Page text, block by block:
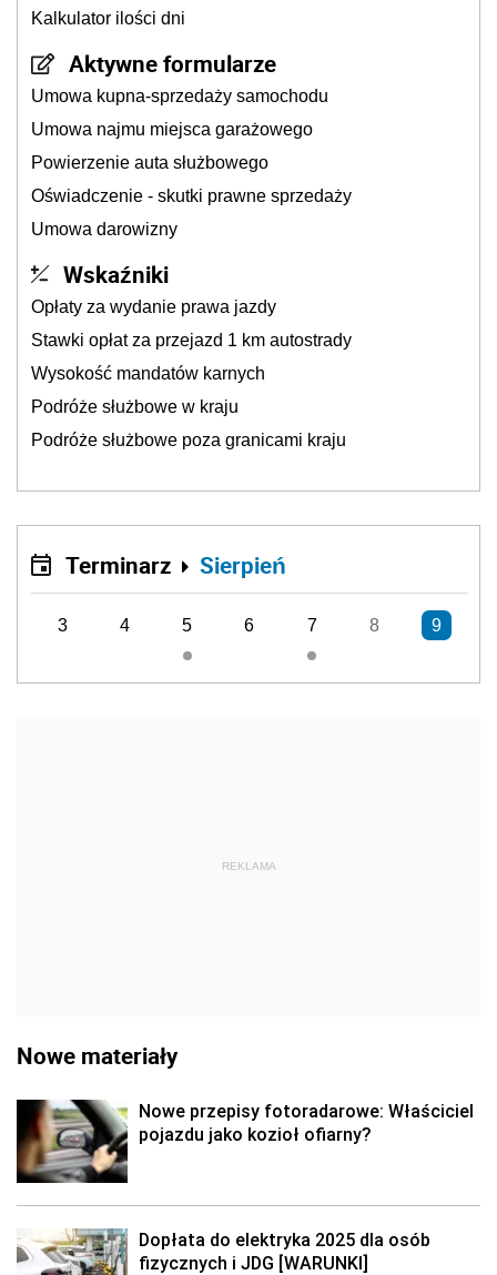
Kalkulator ilości dni
Aktywne formularze
Umowa kupna-sprzedaży samochodu
Umowa najmu miejsca garażowego
Powierzenie auta służbowego
Oświadczenie - skutki prawne sprzedaży
Umowa darowizny
Wskaźniki
Opłaty za wydanie prawa jazdy
Stawki opłat za przejazd 1 km autostrady
Wysokość mandatów karnych
Podróże służbowe w kraju
Podróże służbowe poza granicami kraju
Terminarz Sierpień
3 4 5 6 7 8 9
REKLAMA
Nowe materiały
Nowe przepisy fotoradarowe: Właściciel
pojazdu jako kozioł ofiarny?
Dopłata do elektryka 2025 dla osób
fizycznych i JDG [WARUNKI]